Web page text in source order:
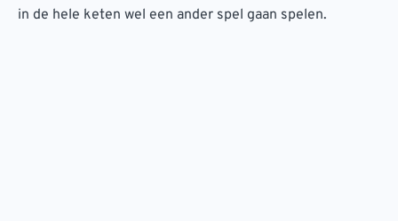
in de hele keten wel een ander spel gaan spelen.